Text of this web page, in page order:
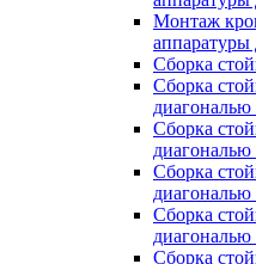
Монтаж
аппаратуры
Сборка
Сборка
диагональю
Сборка
Сборка
Сборка
Сборка